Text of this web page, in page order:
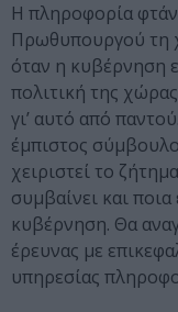
Η πληροφορία
Πρωθυπουργού τη
όταν η κυβέρνηση
πολιτική της
γι’ αυτό από
έμπιστος
χειριστεί το
συμβαίνει και ποια
κυβέρνηση. Θα
έρευνας με
υπηρεσίας